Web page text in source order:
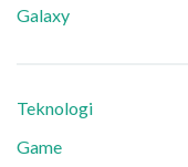
Galaxy
Teknologi
Game